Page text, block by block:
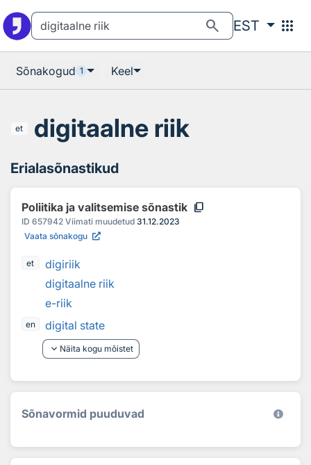
search EST apps
Sõnakogud 1 Keel
et digitaalne riik
Erialasõnastikud
Poliitika ja valitsemise sõnastik content_copy
ID 657942 Viimati muudetud 31.12.2023
Vaata sõnakogu
et
digiriik
digitaalne riik
e-riik
en
digital state
keyboard_arrow_down Näita kogu mõistet
Sõnavormid puuduvad